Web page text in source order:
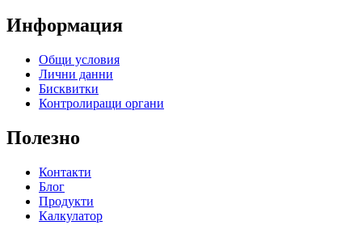
Информация
Общи условия
Лични данни
Бисквитки
Контролиращи органи
Полезно
Контакти
Блог
Продукти
Калкулатор